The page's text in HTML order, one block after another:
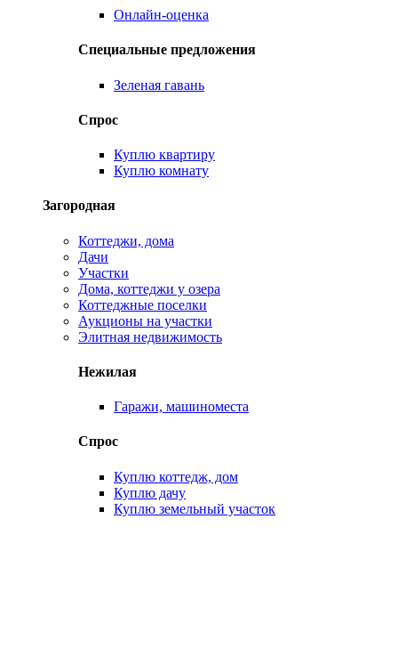
Онлайн-оценка
Специальные предложения
Зеленая гавань
Спрос
Куплю квартиру
Куплю комнату
Загородная
Коттеджи, дома
Дачи
Участки
Дома, коттеджи у озера
Коттеджные поселки
Аукционы на участки
Элитная недвижимость
Нежилая
Гаражи, машиноместа
Спрос
Куплю коттедж, дом
Куплю дачу
Куплю земельный участок